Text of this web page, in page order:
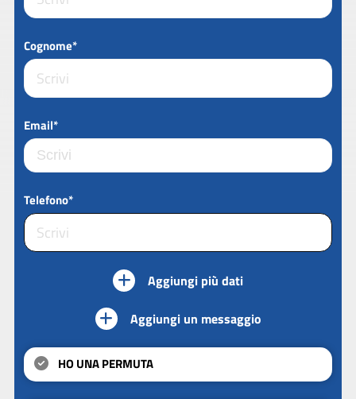
Cognome*
Email*
Telefono*
Aggiungi più dati
Aggiungi un messaggio
HO UNA PERMUTA